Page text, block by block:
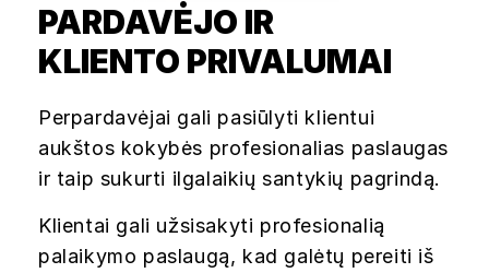
PARDAVĖJO IR
KLIENTO PRIVALUMAI
Perpardavėjai gali pasiūlyti klientui
aukštos kokybės profesionalias paslaugas
ir taip sukurti ilgalaikių santykių pagrindą.
Klientai gali užsisakyti profesionalią
palaikymo paslaugą, kad galėtų pereiti iš